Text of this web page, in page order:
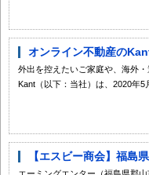
オンライン不動産の
外出を控えたいご家庭や、海外
Kant（以下：当社）は、2020年5
【エスビー商会】福島